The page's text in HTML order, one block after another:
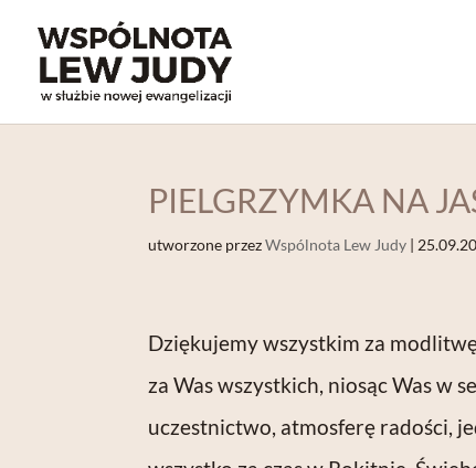
PIELGRZYMKA NA
utworzone przezWspólnota Lew Judy |
Dziękujemy wszystkim za
za Was wszystkich, niosąc Was w
uczestnictwo, atmosferę radości,